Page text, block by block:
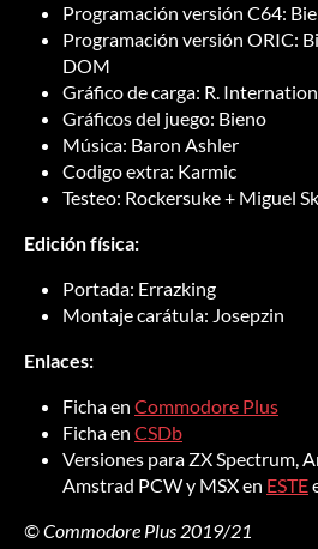
Programación versión C64:
Programación versión ORIC:
DOM
Gráfico de carga: R.
Gráficos del juego: Bieno
Música: Baron Ashler
Codigo extra: Karmic
Testeo: Rockersuke + Miguel
Edición física:
Portada: Errazking
Montaje carátula: Josepzin
Enlaces:
Ficha en Commodore Plus
Ficha en CSDb
Versiones para ZX Spectrum,
Amstrad PCW y MSX en ESTE
© Commodore Plus 2019/21